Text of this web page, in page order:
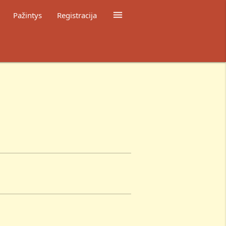

Pažintys Registracija